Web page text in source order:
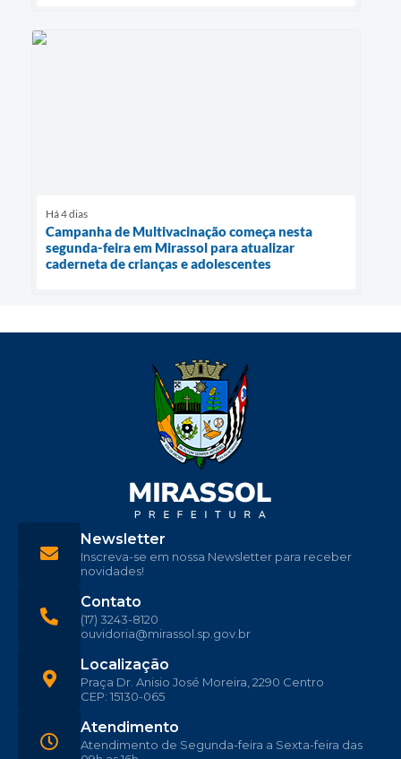
Há 4 dias
Campanha de Multivacinação começa nesta
segunda-feira em Mirassol para atualizar
caderneta de crianças e adolescentes
Localização
Praça Dr. Anisio José Moreira, 2290 Centro
CEP: 15130-065
Contato
(17) 3243-8120
ouvidoria@mirassol.sp.gov.br
Atendimento
Atendimento de Segunda-feira a Sexta-feira das
Newsletter
Inscreva-se em nossa Newsletter para receber
novidades!